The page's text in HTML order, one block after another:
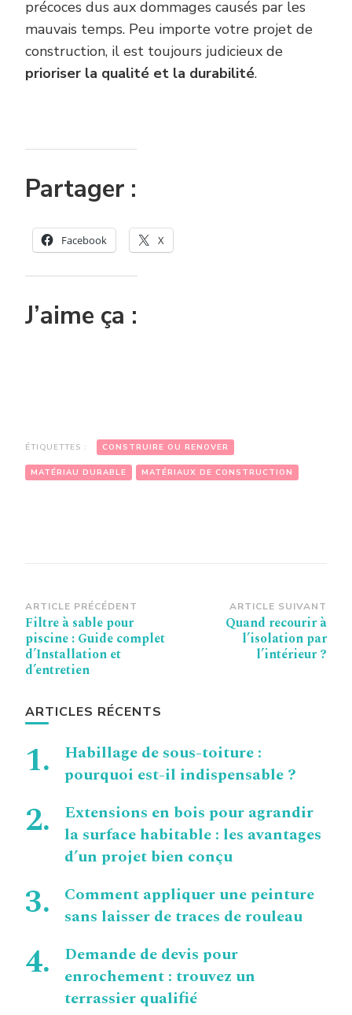
précoces dus aux dommages causés par les
mauvais temps. Peu importe votre projet de
construction, il est toujours judicieux de
prioriser la qualité et la durabilité.
Partager :
Facebook X
J’aime ça :
ÉTIQUETTES : CONSTRUIRE OU RENOVER
MATÉRIAU DURABLE MATÉRIAUX DE CONSTRUCTION
Navigation
d’article
ARTICLE PRÉCÉDENT
Filtre à sable pour
piscine : Guide complet
d’Installation et
d’entretien
ARTICLE SUIVANT
Quand recourir à
l’isolation par
l’intérieur ?
ARTICLES RÉCENTS
Habillage de sous-toiture :
pourquoi est-il indispensable ?
Extensions en bois pour agrandir
la surface habitable : les avantages
d’un projet bien conçu
Comment appliquer une peinture
sans laisser de traces de rouleau
Demande de devis pour
enrochement : trouvez un
terrassier qualifié